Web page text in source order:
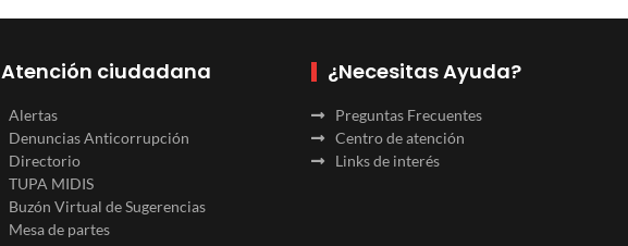
Atención ciudadana
Alertas
Denuncias Anticorrupción
Directorio
TUPA MIDIS
Buzón Virtual de Sugerencias
Mesa de partes
¿Necesitas Ayuda?
Preguntas Frecuentes
Centro de atención
Links de interés